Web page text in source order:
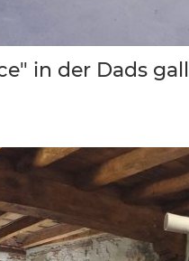
in der Dads